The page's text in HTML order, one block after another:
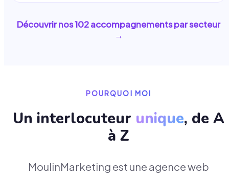
Découvrir nos102accompagnements par secteur
→
POURQUOI MOI
Un interlocuteur unique, de A
à Z
MoulinMarketing est une agence web